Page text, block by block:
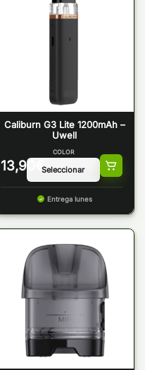
Caliburn G3 Lite 1200mAh –
Uwell
13,90 €
COLOR
Entrega lunes